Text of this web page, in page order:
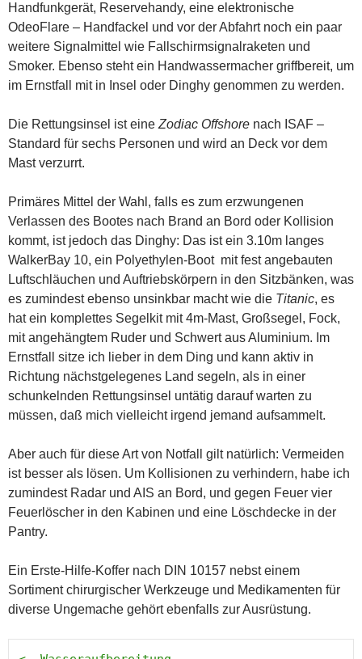
Handfunkgerät, Reservehandy, eine elektronische
OdeoFlare – Handfackel und vor der Abfahrt noch ein paar
weitere Signalmittel wie Fallschirmsignalraketen und
Smoker. Ebenso steht ein Handwassermacher griffbereit, um
im Ernstfall mit in Insel oder Dinghy genommen zu werden.
Die Rettungsinsel ist eine Zodiac Offshore nach ISAF –
Standard für sechs Personen und wird an Deck vor dem
Mast verzurrt.
Primäres Mittel der Wahl, falls es zum erzwungenen
Verlassen des Bootes nach Brand an Bord oder Kollision
kommt, ist jedoch das Dinghy: Das ist ein 3.10m langes
WalkerBay 10, ein Polyethylen-Boot mit fest angebauten
Luftschläuchen und Auftriebskörpern in den Sitzbänken, was
es zumindest ebenso unsinkbar macht wie die Titanic, es
hat ein komplettes Segelkit mit 4m-Mast, Großsegel, Fock,
mit angehängtem Ruder und Schwert aus Aluminium. Im
Ernstfall sitze ich lieber in dem Ding und kann aktiv in
Richtung nächstgelegenes Land segeln, als in einer
schunkelnden Rettungsinsel untätig darauf warten zu
müssen, daß mich vielleicht irgend jemand aufsammelt.
Aber auch für diese Art von Notfall gilt natürlich: Vermeiden
ist besser als lösen. Um Kollisionen zu verhindern, habe ich
zumindest Radar und AIS an Bord, und gegen Feuer vier
Feuerlöscher in den Kabinen und eine Löschdecke in der
Pantry.
Ein Erste-Hilfe-Koffer nach DIN 10157 nebst einem
Sortiment chirurgischer Werkzeuge und Medikamenten für
diverse Ungemache gehört ebenfalls zur Ausrüstung.